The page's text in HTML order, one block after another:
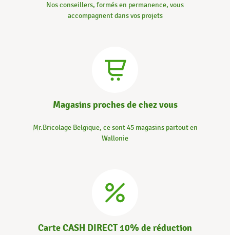
Nos conseillers, formés en permanence, vous
accompagnent dans vos projets
Magasins proches de chez vous
Mr.Bricolage Belgique, ce sont 45 magasins partout en
Wallonie
Carte CASH DIRECT 10% de réduction